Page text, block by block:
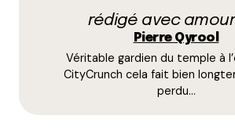
E-mail*
rédigé avec
Pierre Qyrool
Véritable gardien du temple à
CityCrunch cela fait bien
perdu…